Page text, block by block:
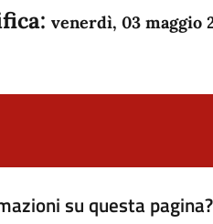
venerdì, 03 maggio
su questa pagina?